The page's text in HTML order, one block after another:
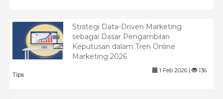
Strategi Data-Driven Marketing
sebagai Dasar Pengambilan
Keputusan dalam Tren Online
Marketing 2026
Tips
1 Feb 2026 | 136